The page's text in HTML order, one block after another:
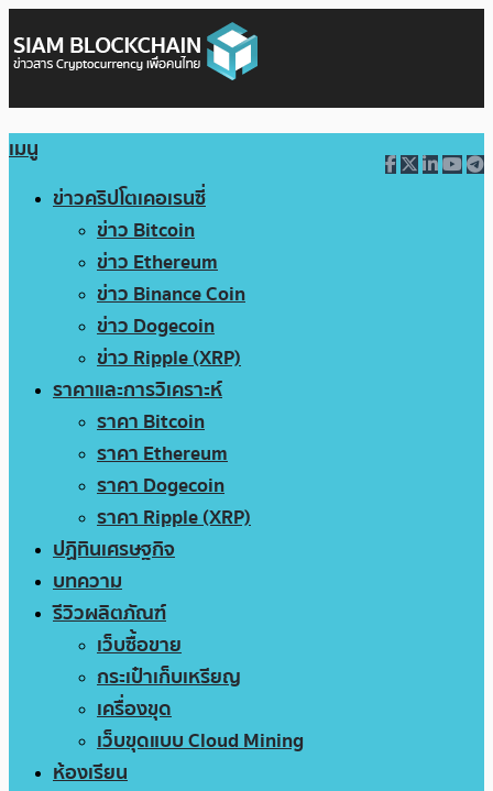
เมนู
ข่าวคริปโตเคอเรนซี่
ข่าว Bitcoin
ข่าว Ethereum
ข่าว Binance Coin
ข่าว Dogecoin
ข่าว Ripple (XRP)
ราคาและการวิเคราะห์
ราคา Bitcoin
ราคา Ethereum
ราคา Dogecoin
ราคา Ripple (XRP)
ปฏิทินเศรษฐกิจ
บทความ
รีวิวผลิตภัณฑ์
เว็บซื้อขาย
กระเป๋าเก็บเหรียญ
เครื่องขุด
เว็บขุดแบบ Cloud Mining
ห้องเรียน